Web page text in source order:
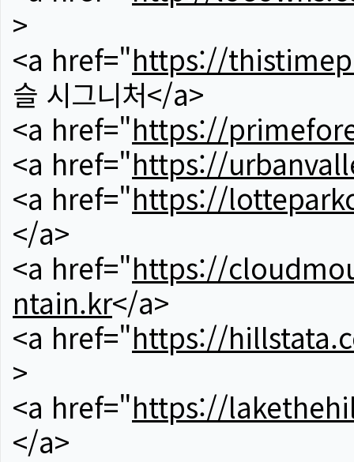
>
<a href="https://
슬 시그니처</a>
<a href="https://
<a href="https://
<a href="https://
</a>
<a href="https://
ntain.kr</a>
<a href="https://
>
<a href="https://
</a>